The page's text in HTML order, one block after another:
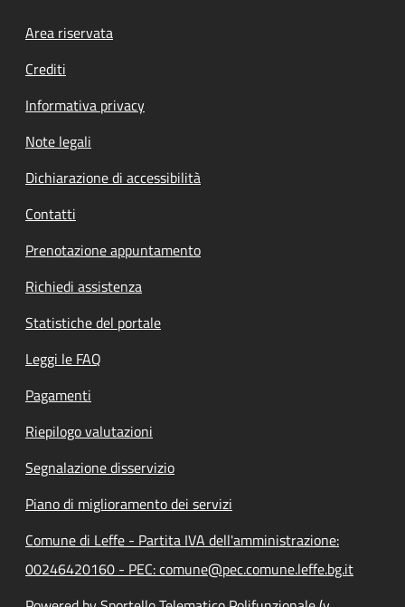
Footer menu
Area riservata
Crediti
Informativa privacy
Note legali
Dichiarazione di accessibilità
Contatti
Prenotazione appuntamento
Richiedi assistenza
Statistiche del portale
Leggi le FAQ
Pagamenti
Riepilogo valutazioni
Segnalazione disservizio
Piano di miglioramento dei servizi
Comune di Leffe - Partita IVA dell'amministrazione:
00246420160 - PEC: comune@pec.comune.leffe.bg.it